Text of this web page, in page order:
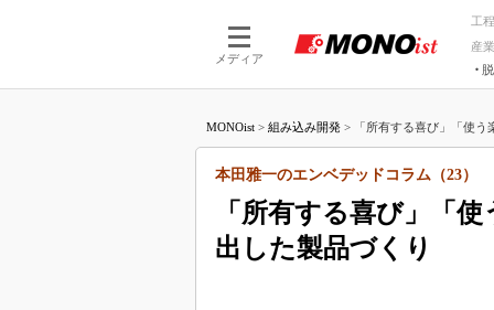
メディア
工
産
つながる工場
AI×設備
MONOist > 組み込み開発 > 「所有する喜び」「使
「所有する喜び」「
出した製品づくり
本田雅一のエンベデッドコラム（23）